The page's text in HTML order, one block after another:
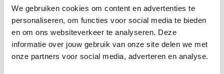
We gebruiken cookies om content en advertenties te
personaliseren, om functies voor social media te bieden
en om ons websiteverkeer te analyseren. Deze
informatie over jouw gebruik van onze site delen we met
onze partners voor social media, adverteren en analyse.
Hoogen, Senior Consultant bij Cushman &
Wakefield, zocht Locus Robotics een
toekomstbestendige locatie die zowel de Europese
groei als de klantgerichte demonstratieactiviteiten
kon ondersteunen.‘Logistics Campus Aalsmeer biedt